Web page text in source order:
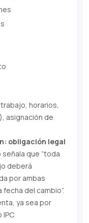
horarios,
asignación de
obligación legal
señala que “toda
deberá
por ambas
del cambio”.
ya sea por